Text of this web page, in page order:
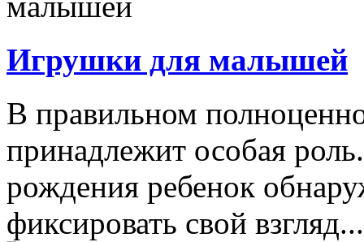
Игрушки для малышей
В правильном
принадлежит особая
рождения ребенок
фиксировать свой взгляд...